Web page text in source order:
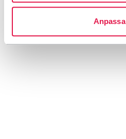
Anpassa